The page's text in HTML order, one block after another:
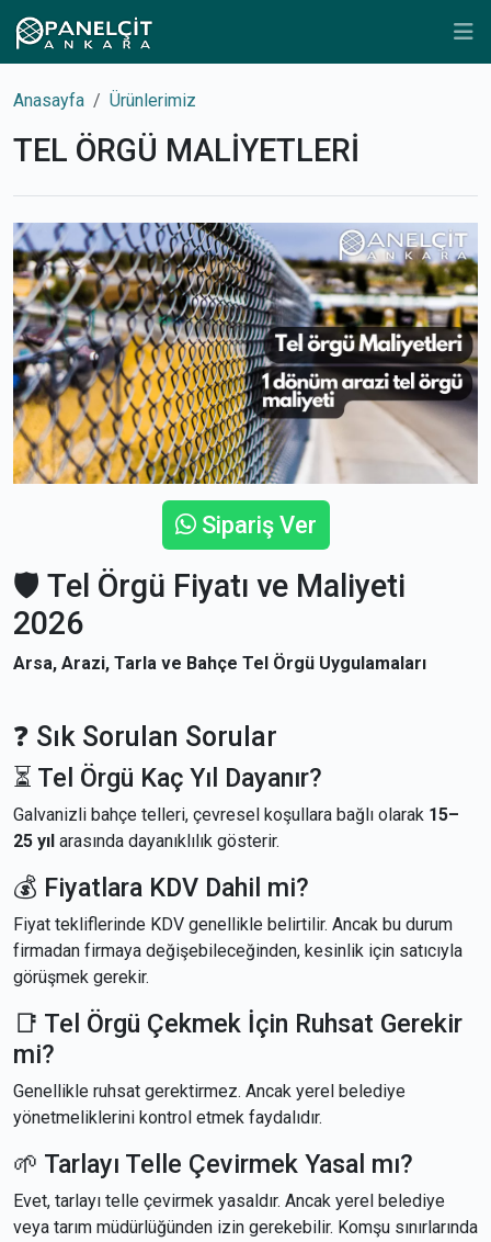
Anasayfa Ürünlerimiz
TEL ÖRGÜ MALİYETLERİ
Sipariş Ver
🛡 Tel Örgü Fiyatı ve Maliyeti
2026
Arsa, Arazi, Tarla ve Bahçe Tel Örgü Uygulamaları
❓ Sık Sorulan Sorular
⏳ Tel Örgü Kaç Yıl Dayanır?
Galvanizli bahçe telleri, çevresel koşullara bağlı olarak 15–
25 yıl arasında dayanıklılık gösterir.
💰 Fiyatlara KDV Dahil mi?
Fiyat tekliflerinde KDV genellikle belirtilir. Ancak bu durum
firmadan firmaya değişebileceğinden, kesinlik için satıcıyla
görüşmek gerekir.
📑 Tel Örgü Çekmek İçin Ruhsat Gerekir
mi?
Genellikle ruhsat gerektirmez. Ancak yerel belediye
yönetmeliklerini kontrol etmek faydalıdır.
🌱 Tarlayı Telle Çevirmek Yasal mı?
Evet, tarlayı telle çevirmek yasaldır. Ancak yerel belediye
veya tarım müdürlüğünden izin gerekebilir. Komşu sınırlarında